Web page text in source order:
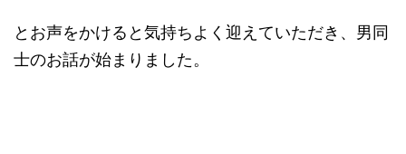
とお声をかけると気持ちよく迎えていただき、男同
士のお話が始まりました。